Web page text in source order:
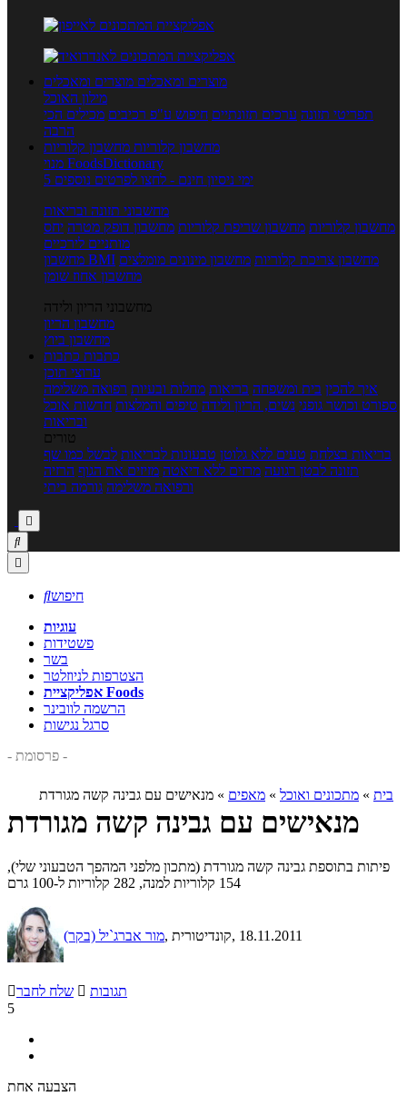
מוצרים ומאכלים מוצרים ומאכלים
מילון האוכל
תפריטי תזונה ערכים תזונתיים חיפוש ע"פ רכיבים מכילים הכי
הרבה
מחשבון קלוריות מחשבון קלוריות
מנוי FoodsDictionary
5 ימי ניסיון חינם - לחצו לפרטים נוספים
מחשבוני תזונה ובריאות
מחשבון קלוריות מחשבון שריפת קלוריות מחשבון דופק מטרה יחס
מותניים לירכיים
מחשבון BMI
מחשבון צריכת קלוריות מחשבון מינונים מומלצים
מחשבון אחוז שומן
מחשבוני הריון ולידה
מחשבון הריון
מחשבון ביוץ
כתבות כתבות
ערוצי תוכן
איך להכין בית ומשפחה בריאות מחלות ובעיות רפואה משלימה
ספורט וכושר גופני נשים, הריון ולידה טיפים והמלצות חדשות אוכל
ובריאות
טורים
בריאות בצלחת טעים ללא גלוטן טבעונות לבריאות לבשל כמו שף
תזונה לבטן רגועה מרזים ללא דיאטה מזיזים את הגוף הרזיה
ורפואה משלימה גורמה ביתי



חיפוש
עוגיות
פשטידות
בשר
הצטרפות לניוזלטר
אפליקציית Foods
הרשמה לוובינר
סרגל נגישות
- פרסומת -
בית » מתכונים ואוכל » מאפים » מנאישים עם גבינה קשה מגורדת
מנאישים עם גבינה קשה מגורדת
פיתות בתוספת גבינה קשה מגורדת (מתכון מלפני המהפך הטבעוני שלי),
154 קלוריות למנה, 282 קלוריות ל-100 גרם
מור אברג`יל (בקר) , קונדיטורית, 18.11.2011
שלח לחבר  תגובות
5
הצבעה אחת